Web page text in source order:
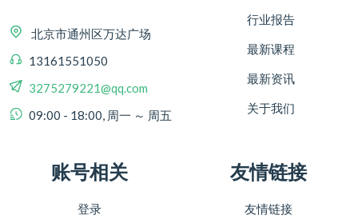
北京市通州区万达广场
13161551050
3275279221@qq.com
09:00 - 18:00, 周一 ～ 周五
行业报告
最新课程
最新资讯
关于我们
账号相关
登录
友情链接
友情链接